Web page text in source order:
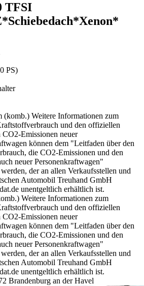
TFSI
PS)
(komb.) Weitere Informationen zum
und den offiziellen
CO2-Emissionen neuer
können dem "Leitfaden über den
die CO2-Emissionen und den
neuer Personenkraftwagen"
der an allen Verkaufsstellen und
Automobil Treuhand GmbH
unentgeltlich erhältlich ist.
Weitere Informationen zum
und den offiziellen
CO2-Emissionen neuer
können dem "Leitfaden über den
die CO2-Emissionen und den
neuer Personenkraftwagen"
der an allen Verkaufsstellen und
Automobil Treuhand GmbH
unentgeltlich erhältlich ist.
Brandenburg an der Havel